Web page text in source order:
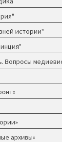
истории"
Вопросы
архивы»